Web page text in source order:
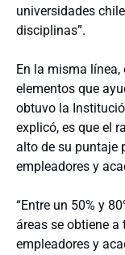
universidades
disciplinas”.
En la misma línea,
elementos que
obtuvo la
explicó, es que el
alto de su puntaje
empleadores y
“Entre un 50% y
áreas se obtiene a
empleadores y